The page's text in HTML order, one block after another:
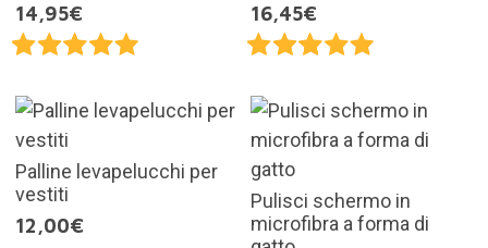
14,95€
16,45€
Palline levapelucchi per
vestiti
12,00€
Pulisci schermo in
microfibra a forma di